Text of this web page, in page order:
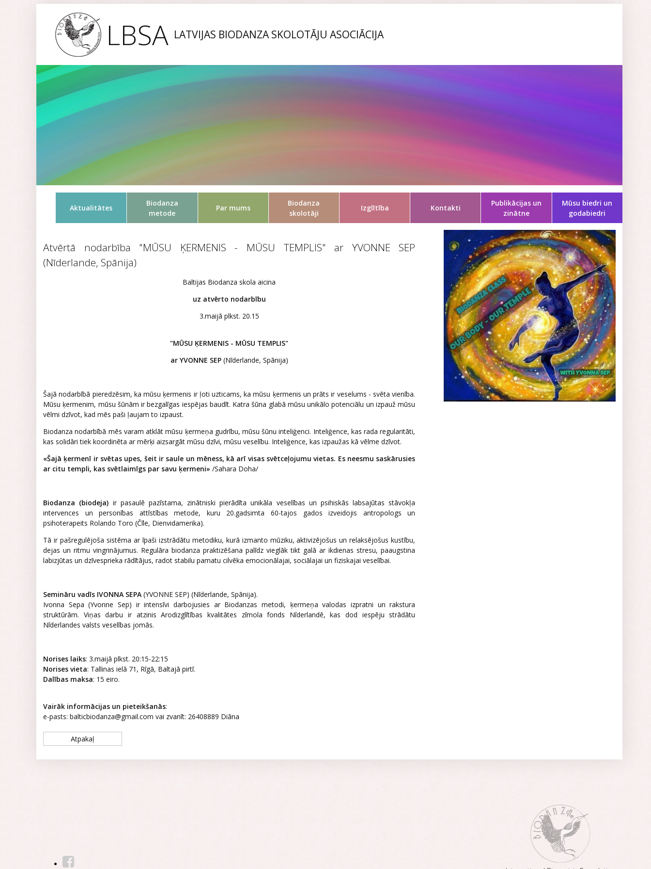
LBSA LATVIJAS BIODANZA SKOLOTĀJU ASOCIĀCIJA
Aktualitātes
Biodanza
metode
Par mums
Biodanza
skolotāji
Izglītība Kontakti
Publikācijas un
zinātne
Mūsu biedri un
godabiedri
Atvērtā nodarbība "MŪSU ĶERMENIS - MŪSU TEMPLIS" ar YVONNE SEP
(Nīderlande, Spānija)
Baltijas Biodanza skola aicina
uz atvērto nodarbību
3.maijā plkst. 20.15
"MŪSU ĶERMENIS - MŪSU TEMPLIS"
ar YVONNE SEP (Nīderlande, Spānija)
Šajā nodarbībā pieredzēsim, ka mūsu ķermenis ir ļoti uzticams, ka mūsu ķermenis un prāts ir veselums - svēta vienība.
Mūsu ķermenim, mūsu šūnām ir bezgalīgas iespējas baudīt. Katra šūna glabā mūsu unikālo potenciālu un izpauž mūsu
vēlmi dzīvot, kad mēs paši ļaujam to izpaust.
Biodanza nodarbībā mēs varam atklāt mūsu ķermeņa gudrību, mūsu šūnu inteliģenci. Inteliģence, kas rada regularitāti,
kas solidāri tiek koordinēta ar mērķi aizsargāt mūsu dzīvi, mūsu veselību. Inteliģence, kas izpaužas kā vēlme dzīvot.
«Šajā ķermenī ir svētas upes, šeit ir saule un mēness, kā arī visas svētceļojumu vietas. Es neesmu saskārusies
ar citu templi, kas svētlaimīgs par savu ķermeni» /Sahara Doha/
Biodanza (biodeja) ir pasaulē pazīstama, zinātniski pierādīta unikāla veselības un psihiskās labsajūtas stāvokļa
intervences un personības attīstības metode, kuru 20.gadsimta 60-tajos gados izveidojis antropologs un
psihoterapeits Rolando Toro (Čīle, Dienvidamerika).
Tā ir pašregulējoša sistēma ar īpaši izstrādātu metodiku, kurā izmanto mūziku, aktivizējošus un relaksējošus kustību,
dejas un ritmu vingrinājumus. Regulāra biodanza praktizēšana palīdz vieglāk tikt galā ar ikdienas stresu, paaugstina
labizjūtas un dzīvesprieka rādītājus, radot stabilu pamatu cilvēka emocionālajai, sociālajai un fiziskajai veselībai.
Semināru vadīs IVONNA SEPA (YVONNE SEP) (Nīderlande, Spānija).
Ivonna Sepa (Yvonne Sep) ir intensīvi darbojusies ar Biodanzas metodi, ķermeņa valodas izpratni un rakstura
struktūrām. Viņas darbu ir atzinis Arodizglītības kvalitātes zīmola fonds Nīderlandē, kas dod iespēju strādātu
Nīderlandes valsts veselības jomās.
Norises laiks: 3.maijā plkst. 20:15-22:15
Norises vieta: Tallinas ielā 71, Rīgā, Baltajā pirtī.
Dalības maksa: 15 eiro.
Vairāk informācijas un pieteikšanās:
e-pasts: balticbiodanza@gmail.com vai zvanīt: 26408889 Diāna
Atpakaļ